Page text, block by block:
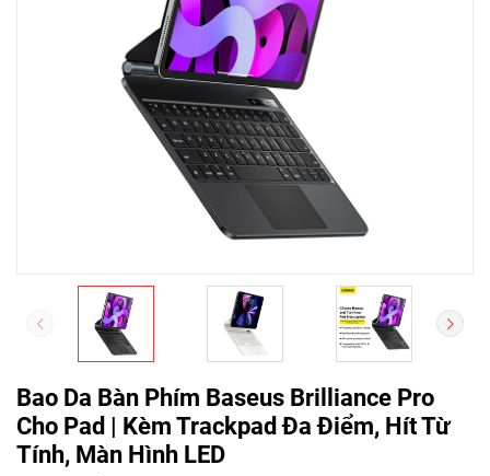
Bao Da Bàn Phím Baseus Brilliance Pro
Cho Pad | Kèm Trackpad Đa Điểm, Hít Từ
Tính, Màn Hình LED